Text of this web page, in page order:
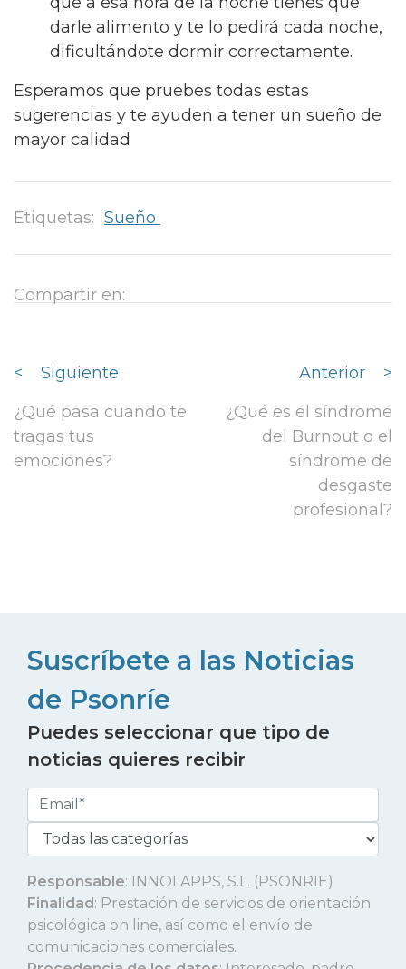
darle alimento y te lo pedirá cada noche,
dificultándote dormir correctamente.
Esperamos que pruebes todas estas
sugerencias y te ayuden a tener un sueño de
mayor calidad
Etiquetas: Sueño
Compartir en:
<
Siguiente
¿Qué pasa cuando te
tragas tus
emociones?
Anterior
>
¿Qué es el síndrome
del Burnout o el
síndrome de
desgaste
profesional?
Suscríbete a las Noticias
de Psonríe
Puedes seleccionar que tipo de
noticias quieres recibir
Responsable: INNOLAPPS, S.L. (PSONRIE)
Finalidad: Prestación de servicios de orientación
psicológica on line, así como el envío de
comunicaciones comerciales.